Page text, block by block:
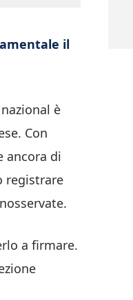
il
è
Con
ancora di
registrare
a firmare.